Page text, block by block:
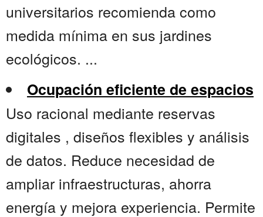
universitarios recomienda como
medida mínima en sus jardines
ecológicos. ...
Ocupación eficiente de espacios
Uso racional mediante reservas
digitales , diseños flexibles y análisis
de datos. Reduce necesidad de
ampliar infraestructuras, ahorra
energía y mejora experiencia. Permite